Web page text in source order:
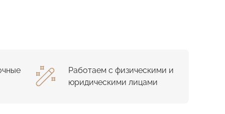
Работаем с физическими и
юридическими лицами